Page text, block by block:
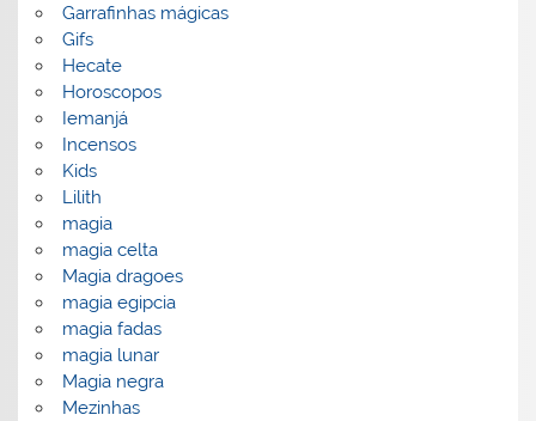
Garrafinhas mágicas
Gifs
Hecate
Horoscopos
Iemanjá
Incensos
Kids
Lilith
magia
magia celta
Magia dragoes
magia egipcia
magia fadas
magia lunar
Magia negra
Mezinhas